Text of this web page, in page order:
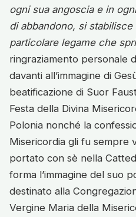
ogni sua angoscia e in
di abbandono, si
particolare legame che
ringraziamento personale
davanti all’immagine di
beatificazione di Suor
Festa della Divina
Polonia nonché la
Misericordia gli fu sempre
portato con sè nella
forma l’immagine del suo
destinato alla
Vergine Maria della